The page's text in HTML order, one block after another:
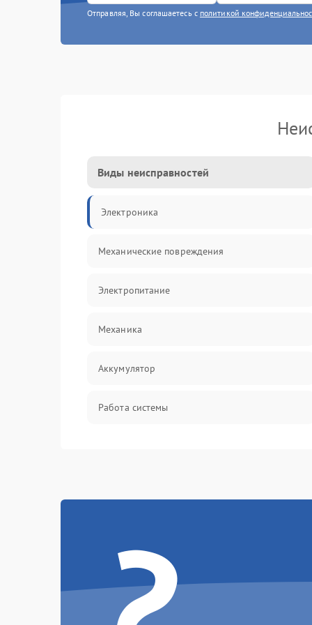
Отправляя, Вы соглашаетесь с политикой
Виды неисправностей
Электроника
Механические повреждения
Электропитание
Механика
Аккумулятор
Работа системы
Мотор
Защита